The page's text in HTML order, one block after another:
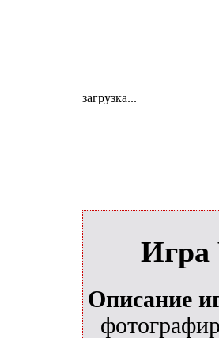
загрузка...
Игра
Описание